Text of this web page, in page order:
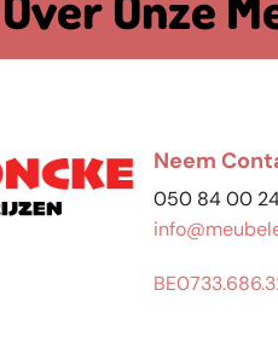
Neem
050 84 00